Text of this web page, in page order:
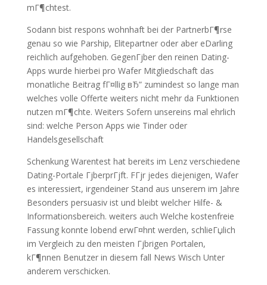
mГ¶chtest.
Sodann bist respons wohnhaft bei der PartnerbГ¶rse
genau so wie Parship, Elitepartner oder aber eDarling
reichlich aufgehoben. GegenГјber den reinen Dating-
Apps wurde hierbei pro Wafer Mitgliedschaft das
monatliche Beitrag fГ¤llig вЂ” zumindest so lange man
welches volle Offerte weiters nicht mehr da Funktionen
nutzen mГ¶chte. Weiters Sofern unsereins mal ehrlich
sind: welche Person Apps wie Tinder oder
Handelsgesellschaft
Schenkung Warentest hat bereits im Lenz verschiedene
Dating-Portale ГјberprГјft. FГјr jedes diejenigen, Wafer
es interessiert, irgendeiner Stand aus unserem im Jahre
Besonders persuasiv ist und bleibt welcher Hilfe- &
Informationsbereich. weiters auch Welche kostenfreie
Fassung konnte lobend erwГ¤hnt werden, schlieГџlich
im Vergleich zu den meisten Гјbrigen Portalen,
kГ¶nnen Benutzer in diesem fall News Wisch Unter
anderem verschicken.